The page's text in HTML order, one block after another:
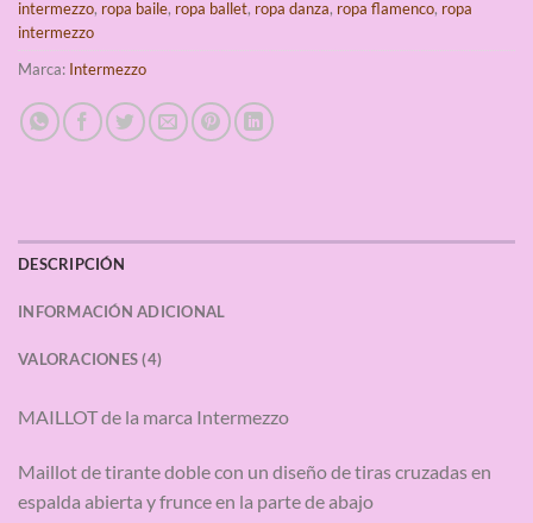
intermezzo, ropa baile, ropa ballet, ropa danza, ropa flamenco, ropa
intermezzo
Marca: Intermezzo
DESCRIPCIÓN
INFORMACIÓN ADICIONAL
VALORACIONES (4)
MAILLOT de la marca Intermezzo
Maillot de tirante doble con un diseño de tiras cruzadas en
espalda abierta y frunce en la parte de abajo